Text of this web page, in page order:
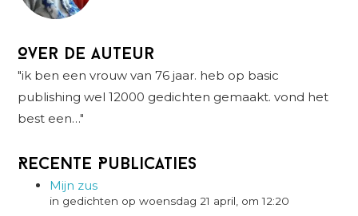
Over de auteur
"ik ben een vrouw van 76 jaar. heb op basic
publishing wel 12000 gedichten gemaakt. vond het
best een…"
Recente Publicaties
Mijn zus
in gedichten op woensdag 21 april, om 12:20